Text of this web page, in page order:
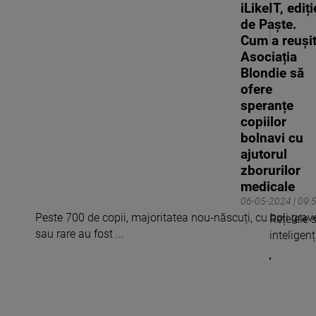
06-05-2024 |
iLikeIT,
de Paște.
Cum a reușit
Asociația
Blondie să
ofere
speranțe
copiilor
bolnavi cu
ajutorul
zborurilor
medicale
Peste 700 de copii, majoritatea nou-născuți, cu boli
sau rare au fost ...
Rețelele